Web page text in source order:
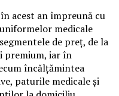
acest an împreună cu
medicale
de preț, de la
premium, iar în
încălțămintea
paturile medicale și